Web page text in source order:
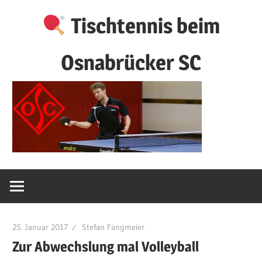
Tischtennis beim
Osnabrücker SC
25. Januar 2017 Stefan Fangmeier
Zur Abwechslung mal Volleyball